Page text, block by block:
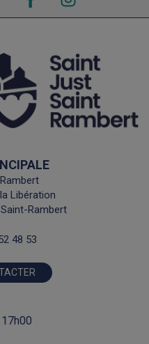
Libération
Rambert
48 53